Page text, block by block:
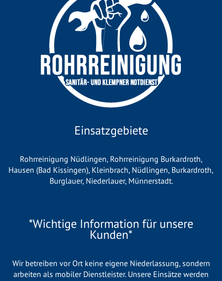
Einsatzgebiete
Rohrreinigung Nüdlingen, Rohrreinigung Burkardroth,
Hausen (Bad Kissingen), Kleinbrach, Nüdlingen, Burkardroth,
Burglauer, Niederlauer, Münnerstadt.
*Wichtige Information für unsere
Kunden*
Wir betreiben vor Ort keine eigene Niederlassung, sondern
arbeiten als mobiler Dienstleister. Unsere Einsätze werden